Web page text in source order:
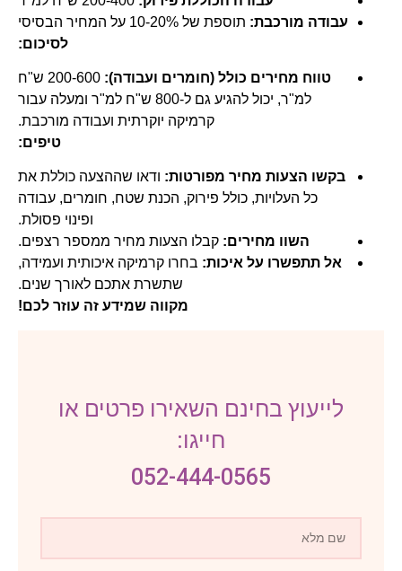
עבודה מורכבת: תוספת של 10-20% על המחיר הבסיסי
לסיכום:
טווח מחירים כולל (חומרים ועבודה):
200-600 ש"ח
למ"ר, יכול להגיע גם ל-800 ש"ח למ"ר ומעלה עבור
קרמיקה יוקרתית ועבודה מורכבת.
טיפים:
בקשו הצעות מחיר מפורטות: ודאו שההצעה כוללת את
כל העלויות, כולל פירוק, הכנת שטח, חומרים, עבודה
ופינוי פסולת.
השוו מחירים: קבלו הצעות מחיר ממספר רצפים.
אל תתפשרו על איכות: בחרו קרמיקה איכותית ועמידה,
שתשרת אתכם לאורך שנים.
מקווה שמידע זה עוזר לכם!
לייעוץ בחינם השאירו פרטים או
חייגו:
052-444-0565